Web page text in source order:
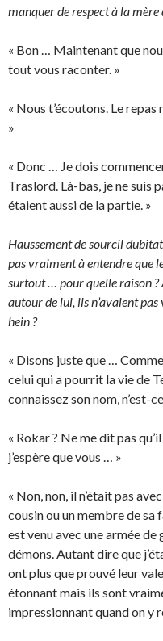
manquer de respect à la mère
« Bon … Maintenant que
tout vous raconter. »
« Nous t’écoutons. Le
»
« Donc … Je dois
Traslord. Là-bas, je ne suis
étaient aussi de la partie. »
Haussement de sourcil
pas vraiment à entendre que
surtout … pour quelle raison
autour de lui, ils n’avaient
hein ?
« Disons juste que …
celui qui a pourrit la vie de
connaissez son nom, n’est-
« Rokar ? Ne me dit pas
j’espère que vous … »
« Non, non, il n’était pas
cousin ou un membre de sa
est venu avec une armée
démons. Autant dire que
ont plus que prouvé leur
étonnant mais ils sont
impressionnant quand on y